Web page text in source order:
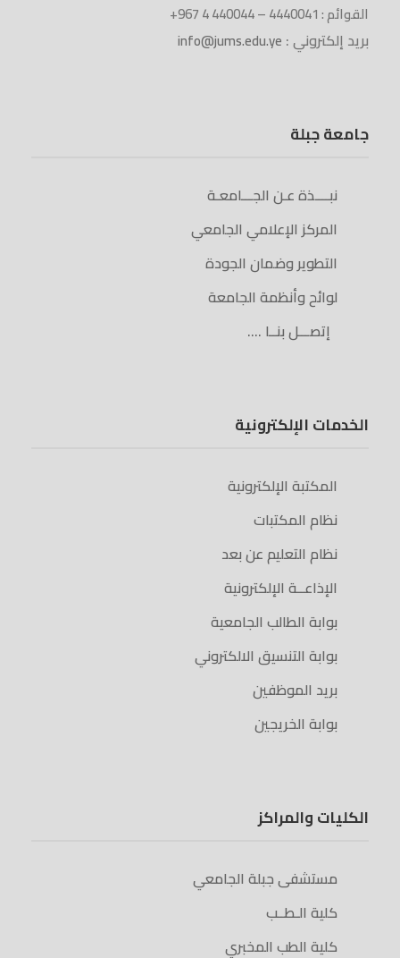
القوائم : 4440041 – 440044 4 967+
بريد إلكتروني : info@jums.edu.ye
جامعة جبلة
نبــــذة عـن الجـــامعـة
المركز الإعلامي الجامعي
التطوير وضمان الجودة
لوائح وأنظمة الجامعة
إتصـــل بنــا ….
الخدمات الإلكترونية
المكتبة الإلكترونية
نظام المكتبات
نظام التعليم عن بعد
الإذاعــة الإلكترونية
بوابة الطالب الجامعية
بوابة التنسيق الالكتروني
بريد الموظفين
بوابة الخريجين
الكليات والمراكز
مستشفى جبلة الجامعي
كلية الـطــب
كلية الطب المخبري